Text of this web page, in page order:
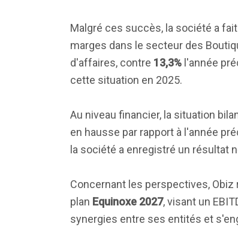
Malgré ces succès, la société a
marges dans le secteur des
d'affaires, contre 13,3% l'année
cette situation en 2025.
Au niveau financier, la situation
en hausse par rapport à l'année
la société a enregistré un résultat
Concernant les perspectives,
plan Equinoxe 2027, visant un
synergies entre ses entités et